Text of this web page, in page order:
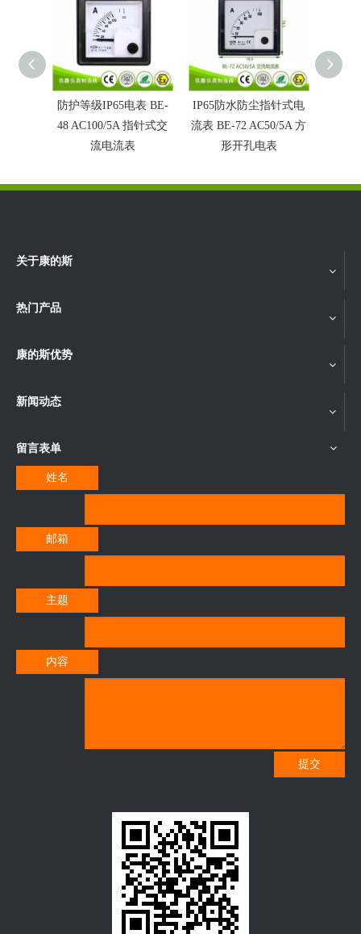
防护等级IP65电表 BE-
48 AC100/5A 指针式交
流电流表
IP65防水防尘指针式电
流表 BE-72 AC50/5A 方
形开孔电表
关于康的斯
热门产品
康的斯优势
新闻动态
留言表单
姓名
邮箱
主题
内容
提交